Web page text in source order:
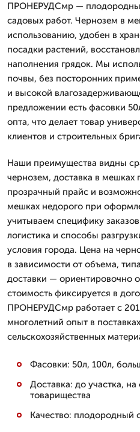
ПРОНЕРУДСмр — плодородный
садовых работ. Чернозем в
использованию, удобен в
посадки растений,
наполнения грядок. Мы
почвы, без посторонних
и высокой
предложении есть фасовки
опта, что делает товар
клиентов и строительных
Наши преимущества видны
чернозем, доставка в мешках
прозрачный прайс и
мешках недорого при
учитываем специфику
логистика и способы
условия города. Цена на
в зависимости от объема,
доставки — ориентировочно
стоимость фиксируется в
ПРОНЕРУДСмр работает с
многолетний опыт в
сельскохозяйственных
Фасовки: 50л, 100л,
Доставка: до участка,
товарищества
Качество: плодородный